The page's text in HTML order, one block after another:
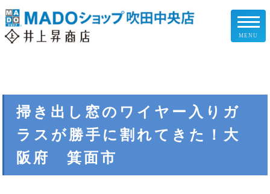
お客様の声
施工事例
MENU
掃き出し窓のワイヤー入りガ
ラスが勝手に割れてきた！大
阪府 箕面市